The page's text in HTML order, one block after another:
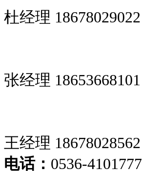
杜经理 18678029022
张经理 18653668101
王经理 18678028562
电话： 0536-4101777